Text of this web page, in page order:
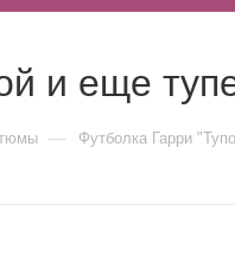
и еще
— Футболка Гарри